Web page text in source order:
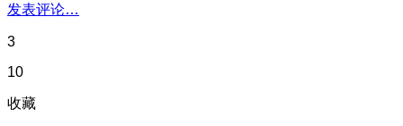
发表评论…
3
10
收藏